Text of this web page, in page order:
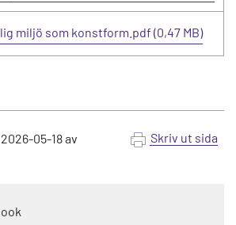
miljö som konstform.pdf (0,47 MB)
2026-05-18av
Skriv ut sida